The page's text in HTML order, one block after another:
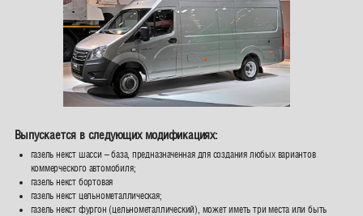
Выпускается в следующих модификациях:
газель некст шасси – база, предназначенная для создания любых вариантов
коммерческого автомобиля;
газель некст бортовая
газель некст цельнометаллическая;
газель некст фургон (цельнометаллический), может иметь три места или быть